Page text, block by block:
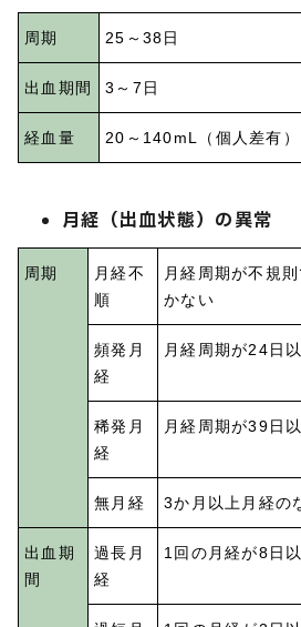
周期 25～38日
出血期間 3～7日
経血量 20～140mL（個人差有）
月経（出血状態）の異常
周期
月経不
順
月経周期が不規
かない
頻発月
経
月経周期が24日
稀発月
経
月経周期が39日
無月経 3か月以上月経の
出血期
間
過長月
経
1回の月経が8日